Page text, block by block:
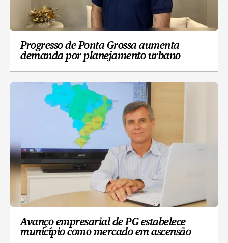
Progresso de Ponta Grossa aumenta
demanda por planejamento urbano
Avanço empresarial de PG estabelece
município como mercado em ascensão